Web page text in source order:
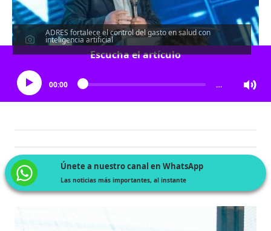
ADRES fortalece el control del gasto en salud con
inteligencia artificial
Escucha el artículo
00:00 …
Únete a nuestro canal en WhatsApp
Las noticias más importantes, al instante